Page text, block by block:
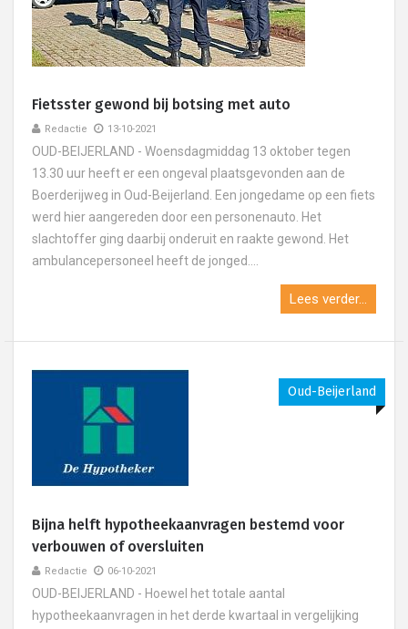
Fietsster gewond bij botsing met auto
Redactie 13-10-2021
OUD-BEIJERLAND - Woensdagmiddag 13 oktober tegen
13.30 uur heeft er een ongeval plaatsgevonden aan de
Boerderijweg in Oud-Beijerland. Een jongedame op een fiets
werd hier aangereden door een personenauto. Het
slachtoffer ging daarbij onderuit en raakte gewond. Het
ambulancepersoneel heeft de jonged....
Lees verder...
Oud-Beijerland
Bijna helft hypotheekaanvragen bestemd voor
verbouwen of oversluiten
Redactie 06-10-2021
OUD-BEIJERLAND - Hoewel het totale aantal
hypotheekaanvragen in het derde kwartaal in vergelijking